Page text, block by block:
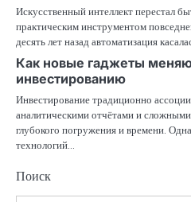
Искусственный интеллект перестал
практическим инструментом
десять лет назад автоматизация
Как новые гаджеты
инвестированию
Инвестирование традиционно
аналитическими отчётами и
глубокого погружения и времени.
технологий…
Поиск